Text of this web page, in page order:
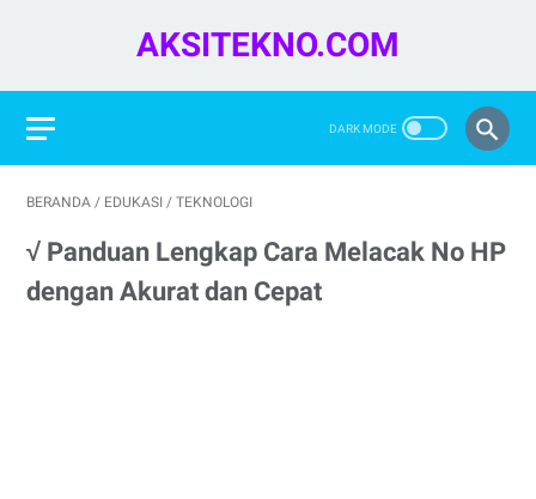
AKSITEKNO.COM
BERANDA / EDUKASI / TEKNOLOGI
√ Panduan Lengkap Cara Melacak No HP
dengan Akurat dan Cepat